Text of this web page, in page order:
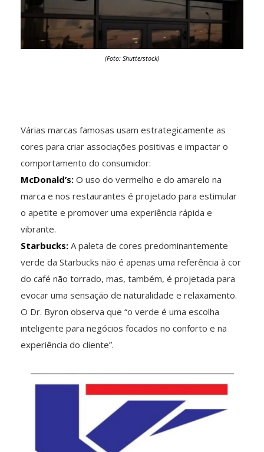
(Foto: Shutterstock)
Várias marcas famosas usam estrategicamente as
cores para criar associações positivas e impactar o
comportamento do consumidor:
McDonald’s: O uso do vermelho e do amarelo na
marca e nos restaurantes é projetado para estimular
o apetite e promover uma experiência rápida e
vibrante.
Starbucks: A paleta de cores predominantemente
verde da Starbucks não é apenas uma referência à cor
do café não torrado, mas, também, é projetada para
evocar uma sensação de naturalidade e relaxamento.
O Dr. Byron observa que “o verde é uma escolha
inteligente para negócios focados no conforto e na
experiência do cliente”.